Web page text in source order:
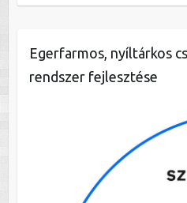
Egerfarmos, nyíltárkos
rendszer fejlesztése